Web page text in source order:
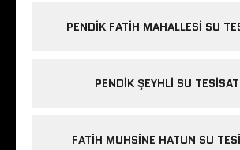
PENDIK FATIH MAHALLESI SU
PENDIK ŞEYHLI SU
FATIH MUHSINE HATUN SU